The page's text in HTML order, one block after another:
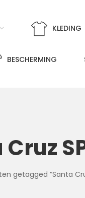
KLEDING
BESCHERMING
getagged “Santa